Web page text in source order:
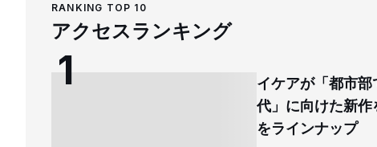
RANKING TOP 10
アクセスランキング
イケアが「都市
代」に向けた新
をラインナップ